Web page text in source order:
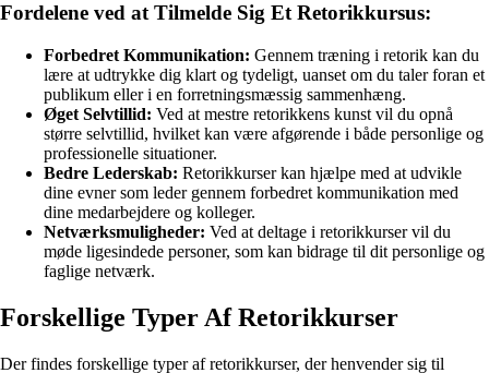
Fordelene ved at Tilmelde Sig Et Retorikkursus:
Forbedret Kommunikation: Gennem træning i retorik kan du
lære at udtrykke dig klart og tydeligt, uanset om du taler foran et
publikum eller i en forretningsmæssig sammenhæng.
Øget Selvtillid: Ved at mestre retorikkens kunst vil du opnå
større selvtillid, hvilket kan være afgørende i både personlige og
professionelle situationer.
Bedre Lederskab: Retorikkurser kan hjælpe med at udvikle
dine evner som leder gennem forbedret kommunikation med
dine medarbejdere og kolleger.
Netværksmuligheder: Ved at deltage i retorikkurser vil du
møde ligesindede personer, som kan bidrage til dit personlige og
faglige netværk.
Forskellige Typer Af Retorikkurser
Der findes forskellige typer af retorikkurser, der henvender sig til